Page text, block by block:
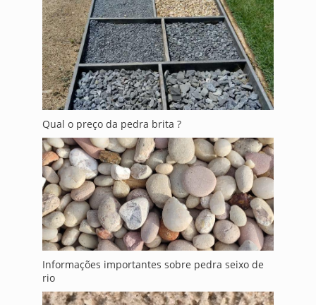
Qual o preço da pedra brita ?
Informações importantes sobre pedra seixo de
rio